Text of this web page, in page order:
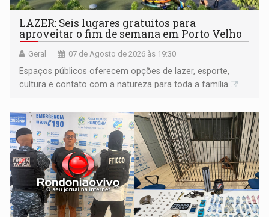
LAZER: Seis lugares gratuitos para
aproveitar o fim de semana em Porto Velho
Geral 07 de Agosto de 2026 às 19:30
Espaços públicos oferecem opções de lazer, esporte,
cultura e contato com a natureza para toda a família